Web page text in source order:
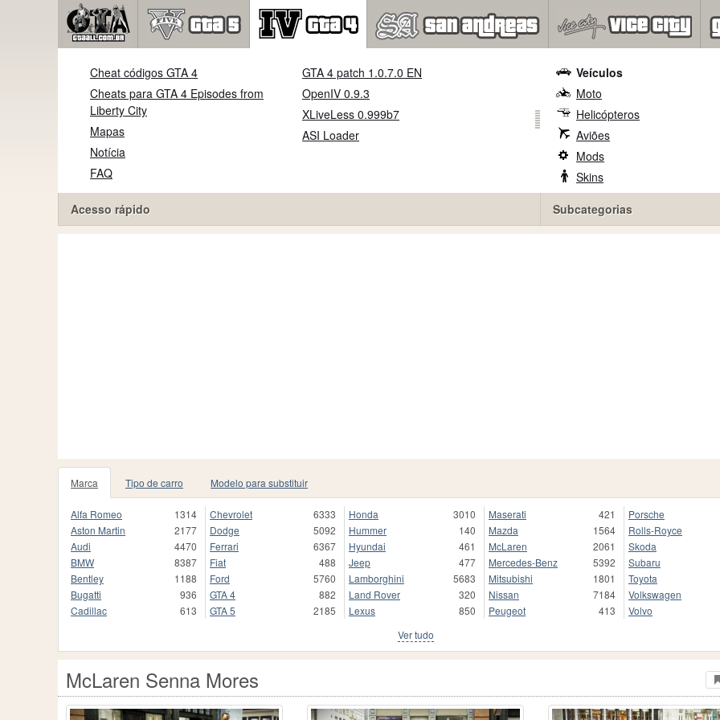
Cheat códigos GTA 4
Cheats para GTA 4 Episodes from
Liberty City
Mapas
Notícia
FAQ
GTA 4 patch 1.0.7.0 EN
OpenIV 0.9.3
XLiveLess 0.999b7
ASI Loader
Acesso rápido
Veículos
Moto
Helicópteros
Aviões
Mods
Skins
Subcategorias
Marca Tipo de carro Modelo para substituir
Alfa Romeo
1314
Aston Martin
2177
Audi
4470
BMW
8387
Bentley
1188
Bugatti
936
Cadillac
613
Chevrolet
6333
Dodge
5092
Ferrari
6367
Fiat
488
Ford
5760
GTA 4
882
GTA 5
2185
Honda
3010
Hummer
140
Hyundai
461
Jeep
477
Lamborghini
5683
Land Rover
320
Lexus
850
Maserati
421
Mazda
1564
McLaren
2061
Mercedes-Benz
5392
Mitsubishi
1801
Nissan
7184
Peugeot
413
Porsche
Rolls-Royce
Skoda
Subaru
Toyota
Volkswagen
Volvo
Ver tudo
McLaren Senna Mores